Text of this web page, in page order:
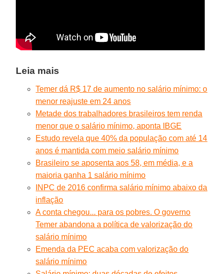
Leia mais
Temer dá R$ 17 de aumento no salário mínimo: o
menor reajuste em 24 anos
Metade dos trabalhadores brasileiros tem renda
menor que o salário mínimo, aponta IBGE
Estudo revela que 40% da população com até 14
anos é mantida com meio salário mínimo
Brasileiro se aposenta aos 58, em média, e a
maioria ganha 1 salário mínimo
INPC de 2016 confirma salário mínimo abaixo da
inflação
A conta chegou... para os pobres. O governo
Temer abandona a política de valorização do
salário mínimo
Emenda da PEC acaba com valorização do
salário mínimo